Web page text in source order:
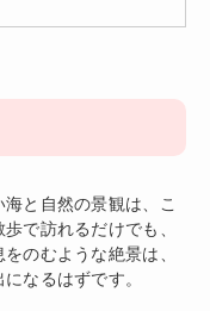
海と自然の景観は、こ
で訪れるだけでも、
のむような絶景は、
なるはずです。